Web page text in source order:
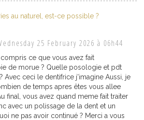
au naturel, est-ce possible ?
25 February 2026 à 06h44
ce que vous avez fait
de morue ? Quelle posologie et pdt
Avec ceci le dentifrice j'imagine Aussi, je
de temps apres êtes vous allee
final, vous avez quand meme fait traiter
avec un polissage de la dent et un
ne pas avoir continué ? Merci a vous